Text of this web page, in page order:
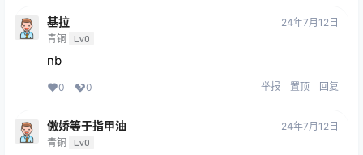
基拉
青铜 Lv0
24年7月12日
nb
0 0 举报 置顶 回复
傲娇等于指甲油
青铜 Lv0
24年7月12日